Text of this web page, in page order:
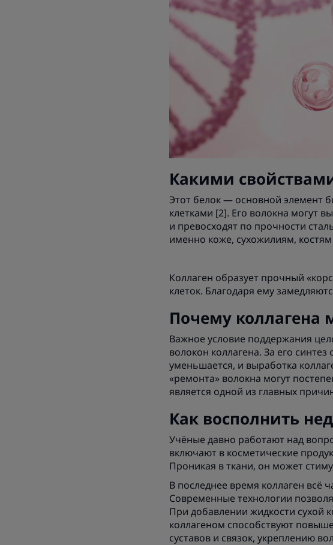
Какими
Этот белок — основной элемент
клетками [2]. Его волокна могут
и превосходят по прочности
именно коже, сухожилиям,
Коллаген образует прочный
клеток. Благодаря ему
Почему коллагена
Важное условие поддержания
волокон коллагена. За его
уменьшается, и выработка
«ремонта» волокна могут
является одной из главных
Как восполнить
Учёные давно работают над
включают в косметические
Проникая в ткани, он может
В последнее время коллаген всё
Современные технологии
При добавлении жидкости сухой
коллагеном способствуют
суставов и связок, укреплению